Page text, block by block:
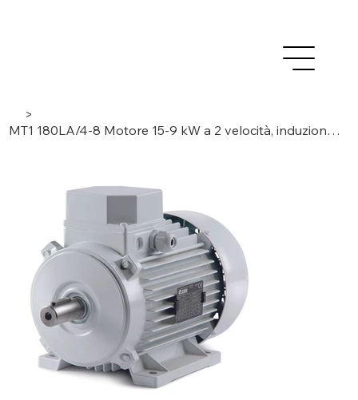
>
MT1 180LA/4-8 Motore 15-9 kW a 2 velocità, induzione standard IEC, trifase/4-8 poli